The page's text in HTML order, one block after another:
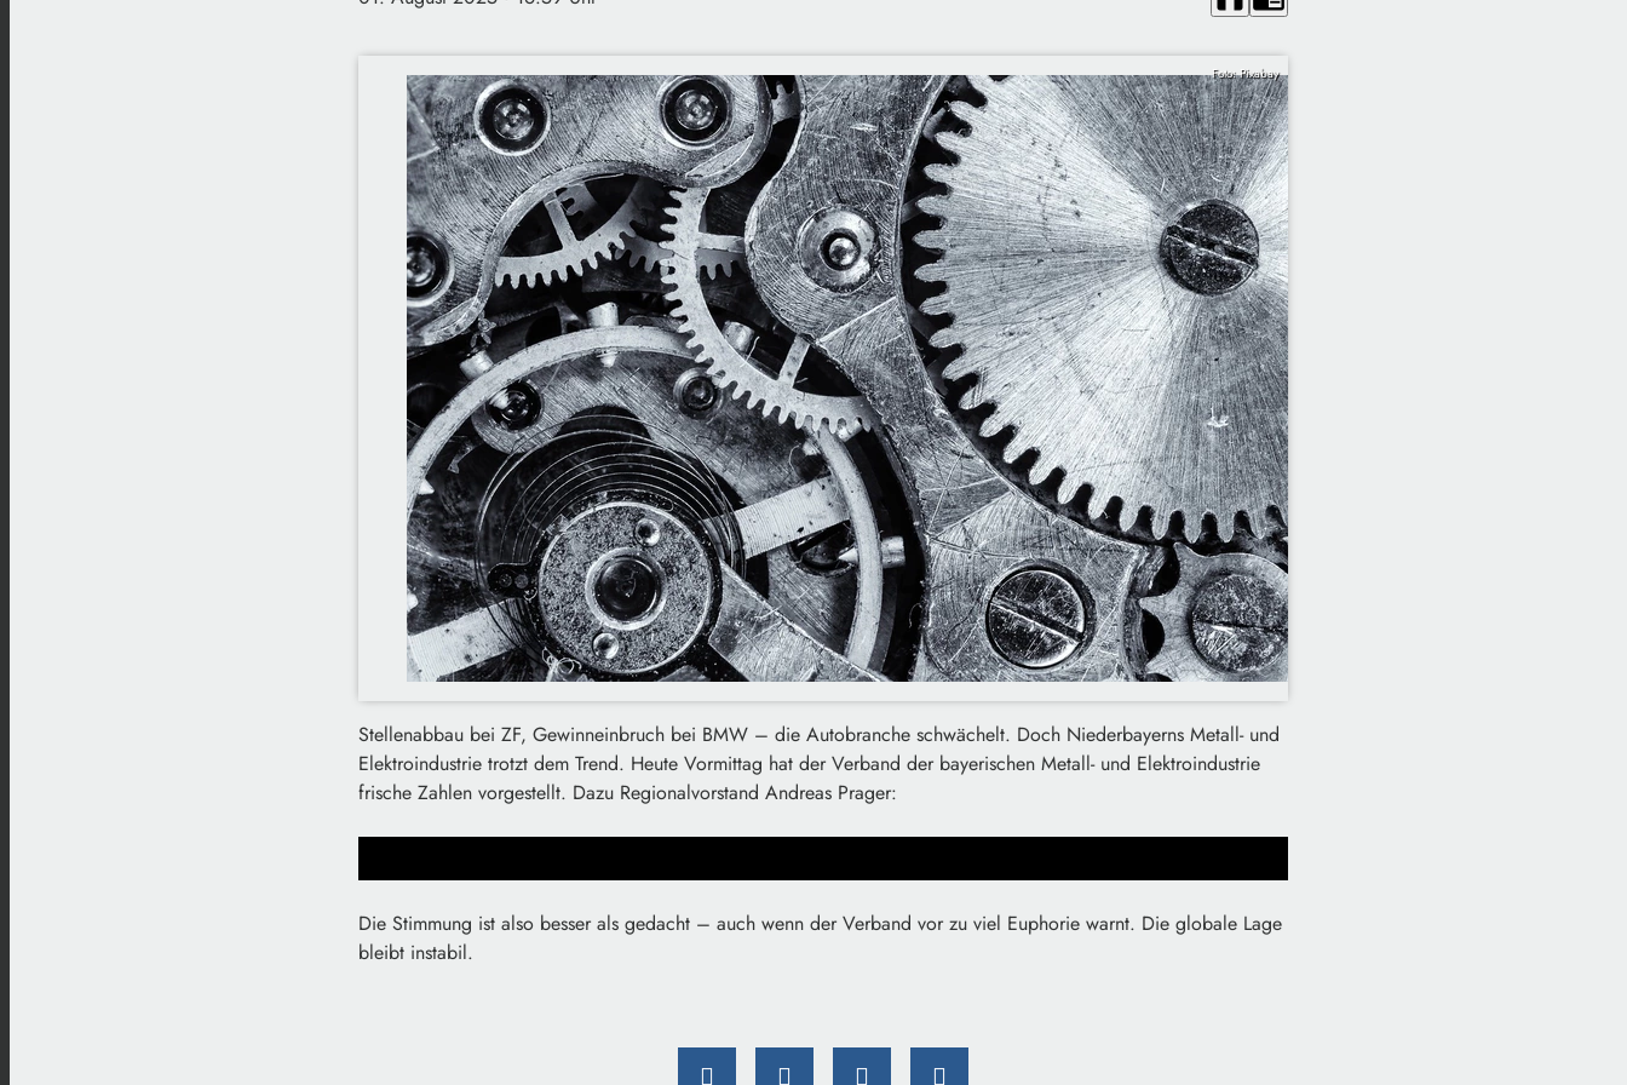
Foto: Pixabay
Stellenabbau bei ZF, Gewinneinbruch bei BMW – die Autobranche schwächelt. Doch Niederbayerns Metall- und
Elektroindustrie trotzt dem Trend. Heute Vormittag hat der Verband der bayerischen Metall- und Elektroindustrie
frische Zahlen vorgestellt. Dazu Regionalvorstand Andreas Prager:
Die Stimmung ist also besser als gedacht – auch wenn der Verband vor zu viel Euphorie warnt. Die globale Lage
bleibt instabil.